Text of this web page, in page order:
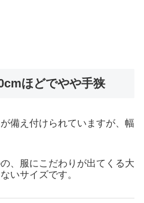
ほどでやや手狭
備え付けられていますが、幅
、服にこだわりが出てくる大
いサイズです。